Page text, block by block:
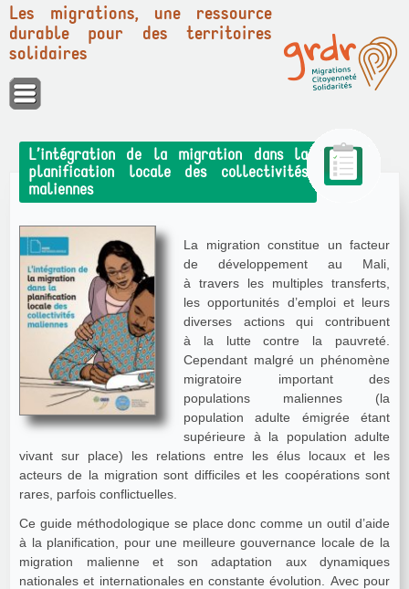
Panneau de gestion des cookies
Les migrations, une ressource
durable pour des territoires
solidaires
L’intégration de la migration dans la
planification locale des collectivités
maliennes
La migration constitue un facteur
de développement au Mali,
à travers les multiples transferts,
les opportunités d’emploi et leurs
diverses actions qui contribuent
à la lutte contre la pauvreté.
Cependant malgré un phénomène
migratoire important des
populations maliennes (la
population adulte émigrée étant
supérieure à la population adulte
vivant sur place) les relations entre les élus locaux et les
acteurs de la migration sont difficiles et les coopérations sont
rares, parfois conflictuelles.
Ce guide méthodologique se place donc comme un outil d’aide
à la planification, pour une meilleure gouvernance locale de la
migration malienne et son adaptation aux dynamiques
nationales et internationales en constante évolution. Avec pour